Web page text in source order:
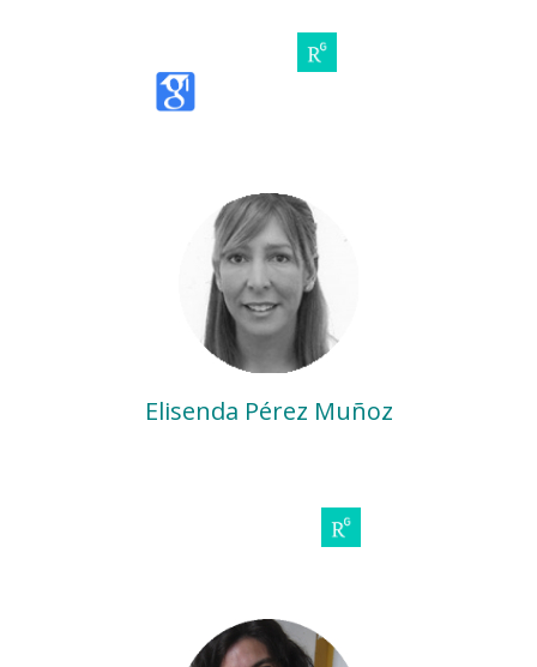
Elisenda Pérez Muñoz